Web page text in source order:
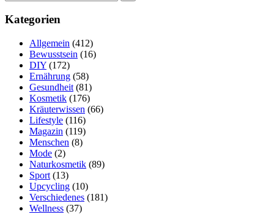
Kategorien
Allgemein (412)
Bewusstsein (16)
DIY (172)
Ernährung (58)
Gesundheit (81)
Kosmetik (176)
Kräuterwissen (66)
Lifestyle (116)
Magazin (119)
Menschen (8)
Mode (2)
Naturkosmetik (89)
Sport (13)
Upcycling (10)
Verschiedenes (181)
Wellness (37)